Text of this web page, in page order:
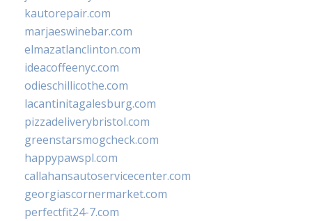
kautorepair.com
marjaeswinebar.com
elmazatlanclinton.com
ideacoffeenyc.com
odieschillicothe.com
lacantinitagalesburg.com
pizzadeliverybristol.com
greenstarsmogcheck.com
happypawspl.com
callahansautoservicecenter.com
georgiascornermarket.com
perfectfit24-7.com